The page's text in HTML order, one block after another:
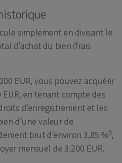
simplement en divisant le
d’achat du bien (frais
EUR, vous pouvez acquérir
EUR, en tenant compte des
d’enregistrement et les
d’une valeur de
brut d’environ 3,85 %5,
mensuel de 3.200 EUR.